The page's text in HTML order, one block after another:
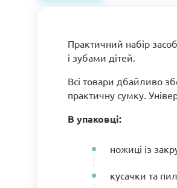
Практичний набір
і зубами дітей.
Всі товари дбайливо
практичну сумку.
В упаковці:
ножиці із
кусачки та